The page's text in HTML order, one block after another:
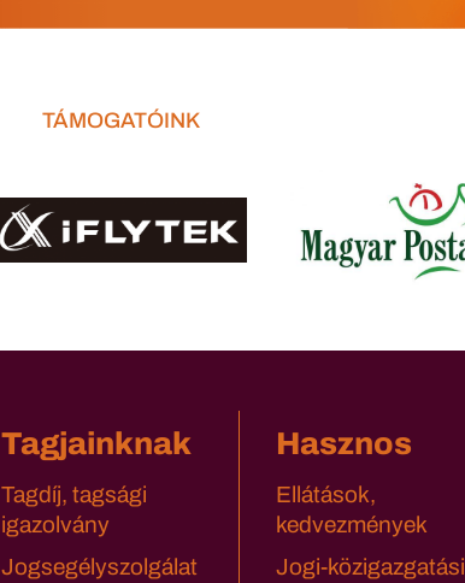
TÁMOGATÓINK
Tagjainknak
Tagdíj, tagsági
igazolvány
Jogsegélyszolgálat
Hasznos
Ellátások,
kedvezmények
Jogi-közigazgatási